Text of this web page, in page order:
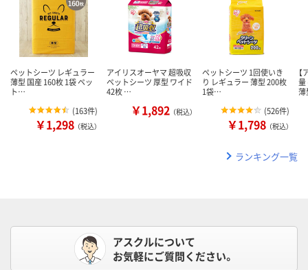
ペットシーツ レギュラー
薄型 国産 160枚 1袋 ペッ
ト…
(163件)
￥1,298 （税込）
アイリスオーヤマ 超吸収
ペットシーツ 厚型 ワイド
42枚 …
￥1,892 （税込）
ペットシーツ 1回使いき
り レギュラー 薄型 200枚
1袋…
(526件)
￥1,798 （税込）
量
ランキング一覧
アスクルについて
お気軽にご質問ください。